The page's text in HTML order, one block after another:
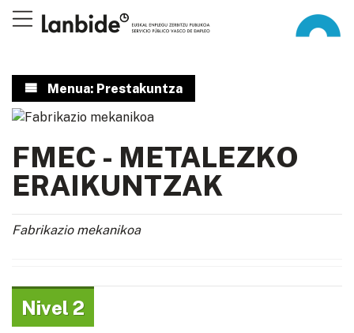
Menua: Prestakuntza
FMEC - METALEZKO
ERAIKUNTZAK
Fabrikazio mekanikoa
Nivel 2